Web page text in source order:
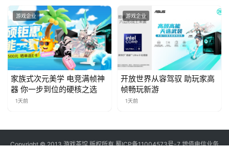
海
站
中
文
(
中
)
游戏企业
家族式次元美学 电竞满帧神
器 你一步到位的硬核之选
1天前
游戏企业
开放世界从容驾驭 助玩家高
帧畅玩新游
1天前
Copyright © 2013 游戏茶馆 版权所有蜀ICP备11004573号-7增值电信业务